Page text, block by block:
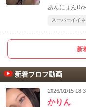
あんにょん
スーパーイイ
新
新着プロフ動画
2026/01/15
かりん